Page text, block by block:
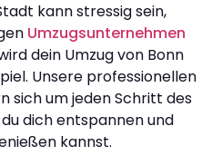
kann stressig sein,
Umzugsunternehmen
dein Umzug von Bonn
Unsere professionellen
sich um jeden Schritt des
dich entspannen und
kannst.